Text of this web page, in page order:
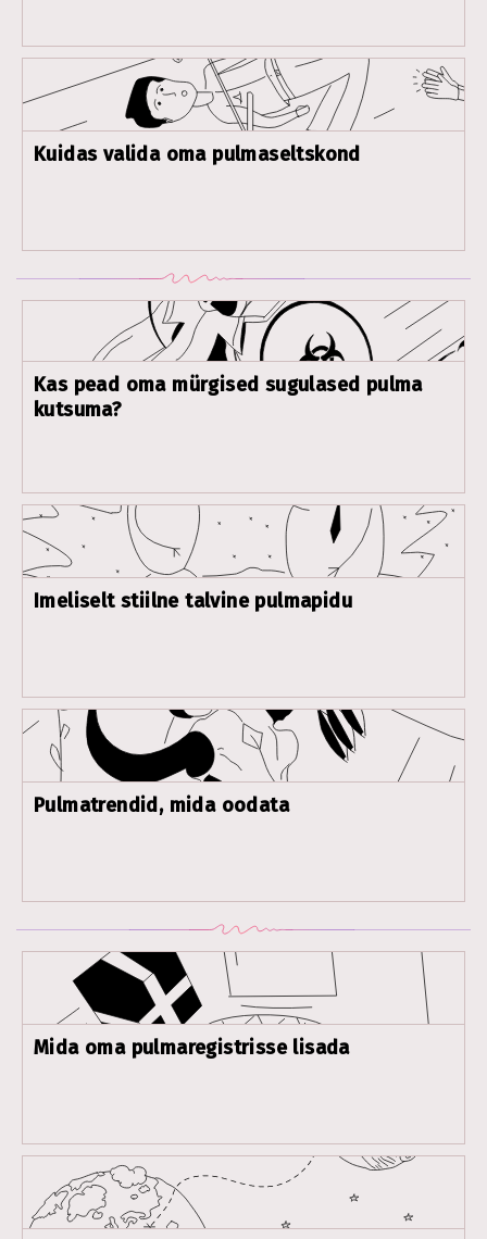
Kuidas valida oma pulmaseltskond
Kas pead oma mürgised sugulased pulma
kutsuma?
Imeliselt stiilne talvine pulmapidu
Pulmatrendid, mida oodata
Mida oma pulmaregistrisse lisada